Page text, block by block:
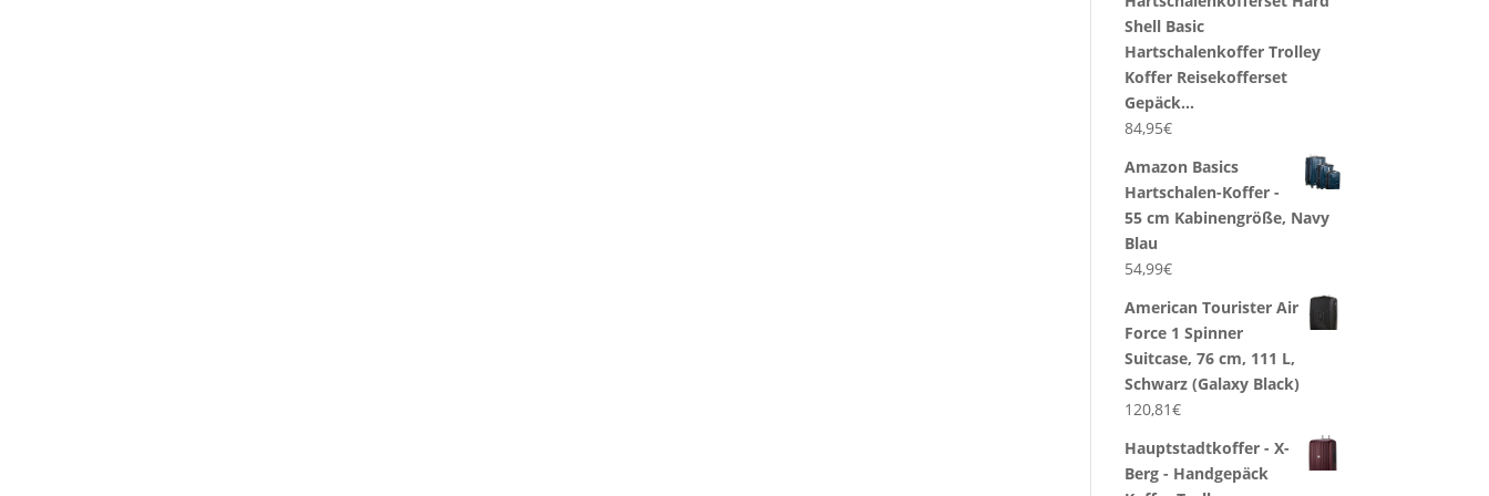
Shell Basic
Hartschalenkoffer Trolley
Koffer Reisekofferset
Gepäck…
84,95€
Amazon Basics
Hartschalen-Koffer -
55 cm Kabinengröße, Navy
Blau
54,99€
American Tourister Air
Force 1 Spinner
Suitcase, 76 cm, 111 L,
Schwarz (Galaxy Black)
120,81€
Hauptstadtkoffer - X-
Berg - Handgepäck